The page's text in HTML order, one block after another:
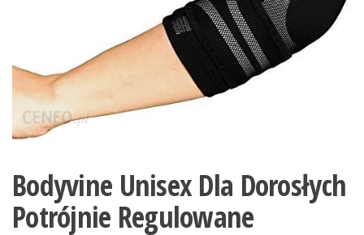
Bodyvine Unisex Dla Dorosłych
Potrójnie Regulowane